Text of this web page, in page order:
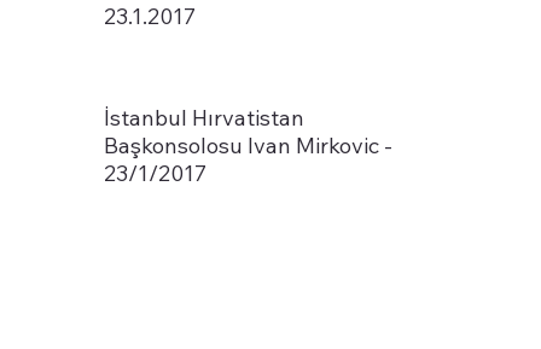
23.1.2017
İstanbul Hırvatistan
Başkonsolosu Ivan Mirkovic -
23/1/2017